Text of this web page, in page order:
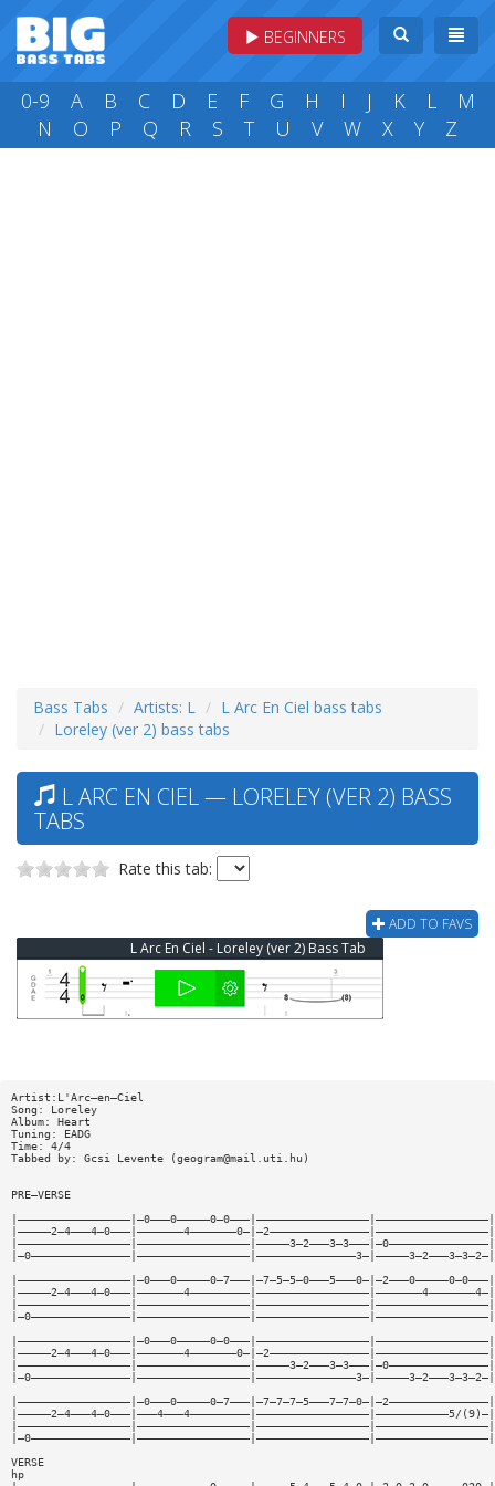
BEGINNERS
0-9 A B C D E F G H I J K L
M
N
O P Q R S T U V W X Y Z
Bass Tabs Artists: L
L Arc En Ciel bass tabs
Loreley (ver 2) bass tabs
L ARC EN CIEL — LORELEY (VER 2) BASS
TABS
Rate this tab:
ADD TO FAVS
L Arc En Ciel - Loreley (ver 2) Bass Tab
Artist:L'Arc—en—Ciel
Song: Loreley
Album: Heart
Tuning: EADG
Time: 4/4
Tabbed by: Gcsi Levente (geogram@mail.uti.hu)
PRE—VERSE
|—————————————————|—0———0—————0—0———|—————————————————|—————————————————|
|—————2—4———4—0———|———————4———————0—|—2———————————————|—————————————————|
|—————————————————|—————————————————|—————3—2———3—3———|—0———————————————|
|—0———————————————|—————————————————|———————————————3—|—————3—2———3—3—2—|
|—————————————————|—0———0—————0—7———|—7—5—5—0———5———0—|—2———0—————0—0———|
|—————2—4———4—0———|———————4—————————|—————————————————|———————4———————4—|
|—————————————————|—————————————————|—————————————————|—————————————————|
|—0———————————————|—————————————————|—————————————————|—————————————————|
|—————————————————|—0———0—————0—0———|—————————————————|—————————————————|
|—————2—4———4—0———|———————4———————0—|—2———————————————|—————————————————|
|—————————————————|—————————————————|—————3—2———3—3———|—0———————————————|
|—0———————————————|—————————————————|———————————————3—|—————3—2———3—3—2—|
|—————————————————|—0———0—————0—7———|—7—7—7—5———7—7—0—|—2———————————————|
|—————2—4———4—0———|———4———4—————————|—————————————————|———————————5/(9)—|
|—————————————————|—————————————————|—————————————————|—————————————————|
|—0———————————————|—————————————————|—————————————————|—————————————————|
VERSE
hp